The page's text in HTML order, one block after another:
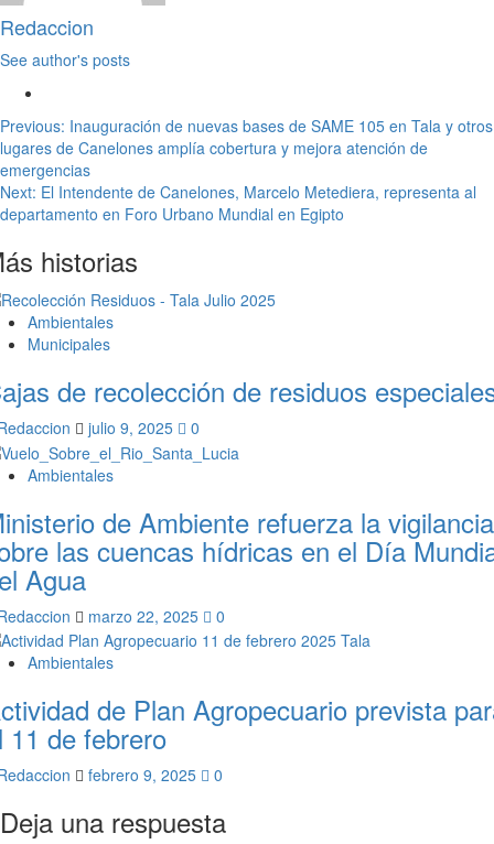
Redaccion
See author's posts
Navegación
de
entradas
Previous: Inauguración de nuevas bases de SAME 105 en Tala y otros
lugares de Canelones amplía cobertura y mejora atención de
emergencias
Next: El Intendente de Canelones, Marcelo Metediera, representa al
departamento en Foro Urbano Mundial en Egipto
historias
Ambientales
Municipales
de recolección de residuos
julio 9, 2025 0
Ambientales
de Ambiente refuerza la vigilancia
las cuencas hídricas en el Día
Agua
marzo 22, 2025 0
Ambientales
de Plan Agropecuario prevista
11 de febrero
febrero 9, 2025 0
Deja una respuesta